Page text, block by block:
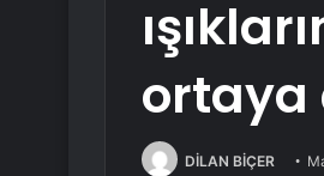
ortaya
DİLAN BİÇER